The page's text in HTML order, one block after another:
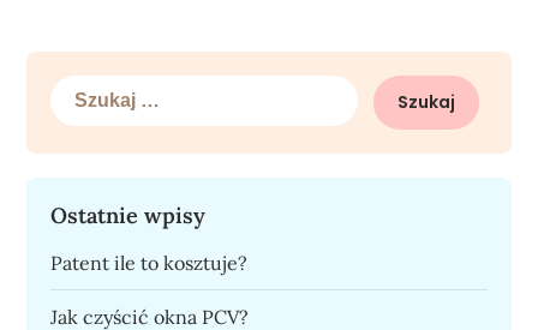
Szukaj:
Ostatnie wpisy
Patent ile to kosztuje?
Jak czyścić okna PCV?